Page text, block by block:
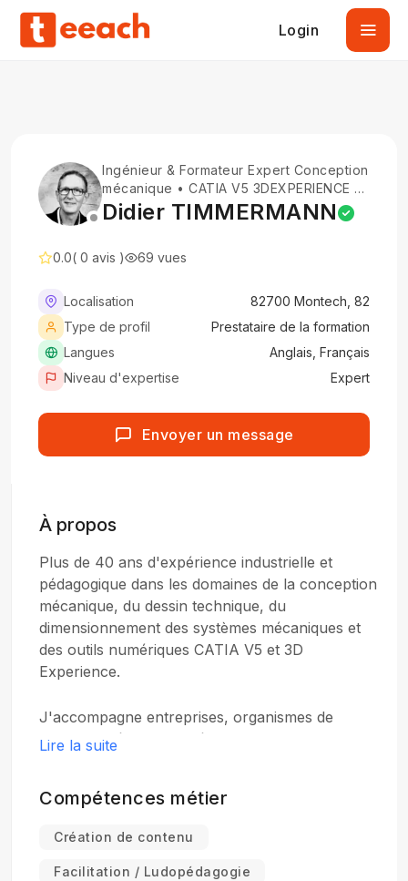
Login
Ingénieur & Formateur Expert Conception
mécanique • CATIA V5 3DEXPERIENCE •
Aéronautique Pédagogie industrielle
Didier TIMMERMANN
0.0( 0 avis ) 69 vues
Localisation
82700 Montech, 82
Type de profil
Prestataire de la formation
Langues
Anglais, Français
Niveau d'expertise
Expert
Envoyer un message
À propos
Plus de 40 ans d'expérience industrielle et
pédagogique dans les domaines de la conception
mécanique, du dessin technique, du
dimensionnement des systèmes mécaniques et
des outils numériques CATIA V5 et 3D
Experience.
J'accompagne entreprises, organismes de
formation, écoles d'ingénieurs et apprenants
Lire la suite
Compétences métier
Création de contenu
Facilitation / Ludopédagogie